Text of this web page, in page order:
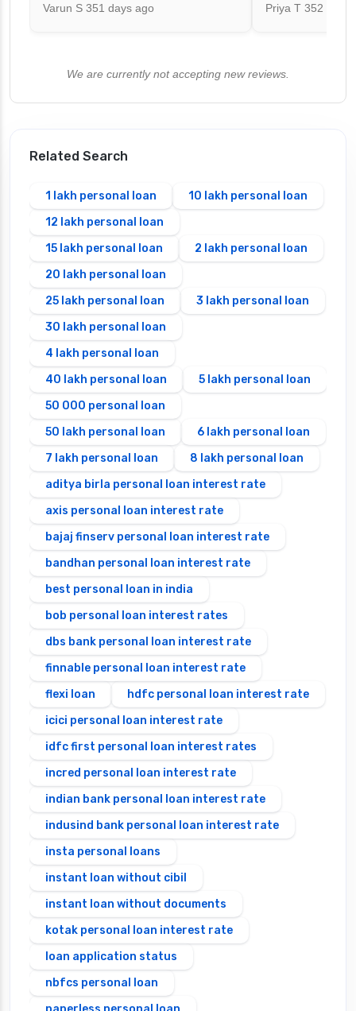
Varun S 351 days ago Priya T 352 days
We are currently not accepting new reviews.
Related Search
1 lakh personal loan
10 lakh personal loan
12 lakh personal loan
15 lakh personal loan
2 lakh personal loan
20 lakh personal loan
25 lakh personal loan
3 lakh personal loan
30 lakh personal loan
4 lakh personal loan
40 lakh personal loan
5 lakh personal loan
50 000 personal loan
50 lakh personal loan
6 lakh personal loan
7 lakh personal loan
8 lakh personal loan
aditya birla personal loan interest rate
axis personal loan interest rate
bajaj finserv personal loan interest rate
bandhan personal loan interest rate
best personal loan in india
bob personal loan interest rates
dbs bank personal loan interest rate
finnable personal loan interest rate
flexi loan
hdfc personal loan interest rate
icici personal loan interest rate
idfc first personal loan interest rates
incred personal loan interest rate
indian bank personal loan interest rate
indusind bank personal loan interest rate
insta personal loans
instant loan without cibil
instant loan without documents
kotak personal loan interest rate
loan application status
nbfcs personal loan